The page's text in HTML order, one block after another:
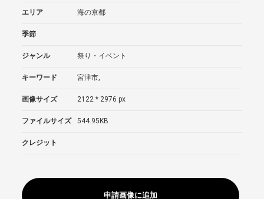
エリア 海の京都
季節
ジャンル 祭り・イベント
キーワード 宮津市,
画像サイズ 2122 * 2976 px
ファイルサイズ 544.95KB
クレジット
申請画像に追加